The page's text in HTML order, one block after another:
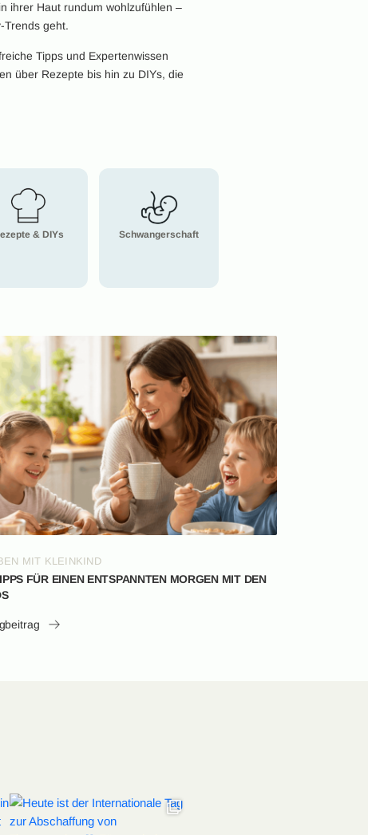
ihrer Haut rundum wohlzufühlen –
Trends geht.
Tipps und Expertenwissen
über Rezepte bis hin zu DIYs, die
& DIYs Schwangerschaft
MIT KLEINKIND
FÜR EINEN ENTSPANNTEN MORGEN MIT DEN